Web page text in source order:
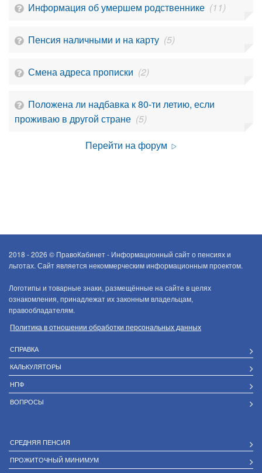
Информация об умершем родственнике (11)
Пенсия наличными и на карту (5)
Смена адреса прописки (2)
Положена ли надбавка к 80-ти летию, если
проживаю в другой стране (5)
Перейти на форум
2018 - 2026 © ПравоКабинет - Информационный сайт о пенсиях и
льготах. Сайт является некоммерческим информационным проектом.
Логотипы и товарные знаки, размещённые на сайте в целях
ознакомления, принадлежат их законным владельцам,
правообладателям.
Политика в отношении обработки персональных данных
СПРАВКА
КАЛЬКУЛЯТОРЫ
НПФ
ВОПРОСЫ
СРЕДНЯЯ ПЕНСИЯ
ПРОЖИТОЧНЫЙ МИНИМУМ